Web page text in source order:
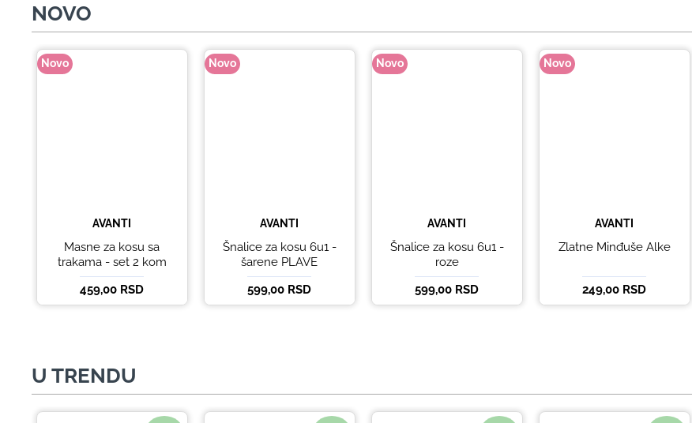
NOVO
Novo
AVANTI
Masne za kosu sa
trakama - set 2 kom
459,00 RSD
Novo
AVANTI
Šnalice za kosu 6u1 -
šarene PLAVE
599,00 RSD
Novo
AVANTI
Šnalice za kosu 6u1 -
roze
599,00 RSD
Novo
AVANTI
Zlatne Minđuše Alke
249,00 RSD
U TRENDU